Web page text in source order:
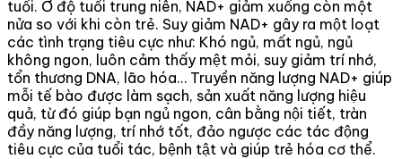
tuổi. Ở độ tuổi trung niên, NAD+ giảm xuống còn một
nửa so với khi còn trẻ. Suy giảm NAD+ gây ra một loạt
các tình trạng tiêu cực như: Khó ngủ, mất ngủ, ngủ
không ngon, luôn cảm thấy mệt mỏi, suy giảm trí nhớ,
tổn thương DNA, lão hóa… Truyền năng lượng NAD+ giúp
mỗi tế bào được làm sạch, sản xuất năng lượng hiệu
quả, từ đó giúp bạn ngủ ngon, cân bằng nội tiết, tràn
đầy năng lượng, trí nhớ tốt, đảo ngược các tác động
tiêu cực của tuổi tác, bệnh tật và giúp trẻ hóa cơ thể.